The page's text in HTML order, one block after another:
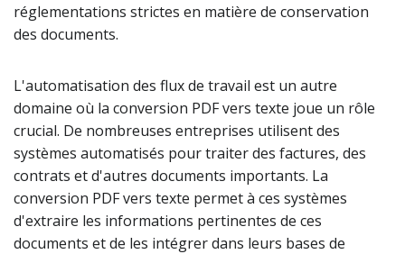
réglementations strictes en matière de conservation
des documents.
L'automatisation des flux de travail est un autre
domaine où la conversion PDF vers texte joue un rôle
crucial. De nombreuses entreprises utilisent des
systèmes automatisés pour traiter des factures, des
contrats et d'autres documents importants. La
conversion PDF vers texte permet à ces systèmes
d'extraire les informations pertinentes de ces
documents et de les intégrer dans leurs bases de